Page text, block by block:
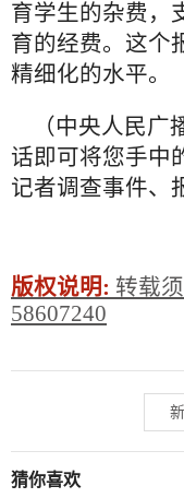
育学生的杂费，
育的经费。这个
精细化的水平。
（中央人民广
话即可将您手中
记者调查事件、
版权说明: 转载
58607240
猜你喜欢